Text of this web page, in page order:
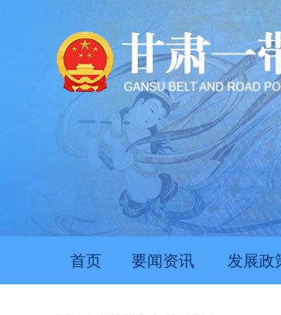
首页 要闻资讯 发展政